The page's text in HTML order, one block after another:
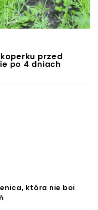
przed
po 4 dniach
która nie boi